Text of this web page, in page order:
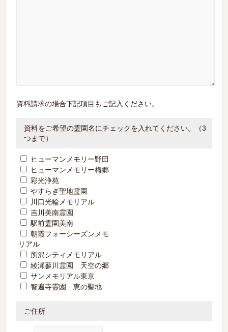
資料請求の場合下記項目もご記入ください。
資料をご希望の霊園名にチェックを入れてください。（3
つまで）
ヒューマンメモリー野田
ヒューマンメモリー梅郷
彩光浄苑
やすらぎ聖地霊園
川口光輪メモリアル
吉川美南霊園
駅前霊園美南
朝霞フォーシーズンメモ
リアル
所沢シティメモリアル
綾瀬蓼川霊園 天空の郷
サンメモリアル東京
智遍寺霊園 恵の聖地
ご住所